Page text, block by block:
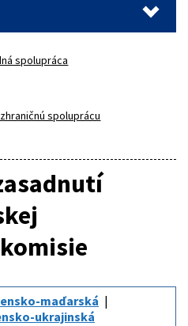
spolupráca
spoluprácu
maďarská
ukrajinská